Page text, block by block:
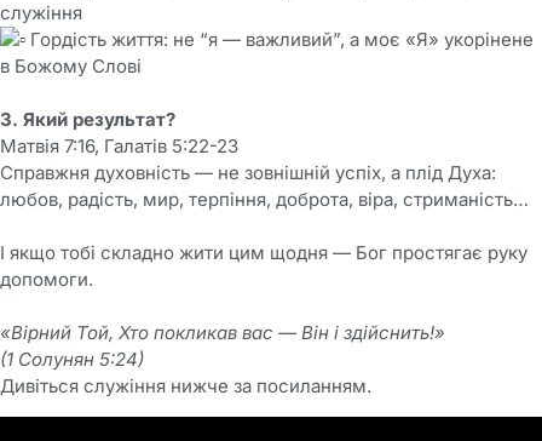
служіння
Гордість життя: не “я — важливий”, а моє «Я» укорінене
в Божому Слові
3. Який результат?
Матвія 7:16, Галатів 5:22-23
Справжня духовність — не зовнішній успіх, а плід Духа:
любов, радість, мир, терпіння, доброта, віра, стриманість…
І якщо тобі складно жити цим щодня — Бог простягає руку
допомоги.
«Вірний Той, Хто покликав вас — Він і здійснить!»
(1 Солунян 5:24)
Дивіться служіння нижче за посиланням.